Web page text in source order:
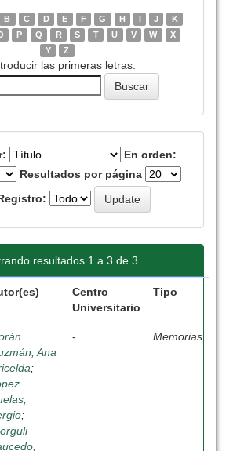
B C D E F G H I J
K
P Q R S T U V W
X
Y
Z
las primeras letras:
En orden:
Resultados por página
resultados 1 a 3 de 3
Centro
Universitario
Tipo
Ana
;
;
- Memorias